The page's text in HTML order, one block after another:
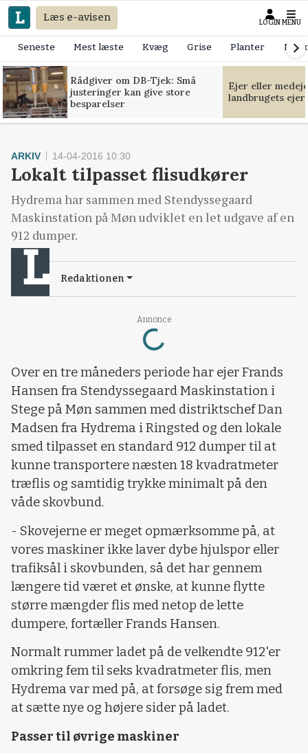
Læs e-avisen LOGIN MENU
Seneste Mest læste Kvæg Grise Planter
Rådgiver om DB-Tjek: Små
justeringer kan give store
besparelser
Ejer eller
landbrugets
Annonce
Loading...
ARKIV 14-04-2016 10:30
Lokalt tilpasset flisudkører
Hydrema har sammen med Stendyssegaard
Maskinstation på Møn udviklet en let udgave af en
912 dumper.
Redaktionen
Over en tre måneders periode har ejer Frands
Hansen fra Stendyssegaard Maskinstation i
Stege på Møn sammen med distriktschef Dan
Madsen fra Hydrema i Ringsted og den lokale
smed tilpasset en standard 912 dumper til at
kunne transportere næsten 18 kvadratmeter
træflis og samtidig trykke minimalt på den
våde skovbund.
- Skovejerne er meget opmærksomme på, at
vores maskiner ikke laver dybe hjulspor eller
trafiksål i skovbunden, så det har gennem
længere tid været et ønske, at kunne flytte
større mængder flis med netop de lette
dumpere, fortæller Frands Hansen.
Normalt rummer ladet på de velkendte 912'er
omkring fem til seks kvadratmeter flis, men
Hydrema var med på, at forsøge sig frem med
at sætte nye og højere sider på ladet.
Passer til øvrige maskiner